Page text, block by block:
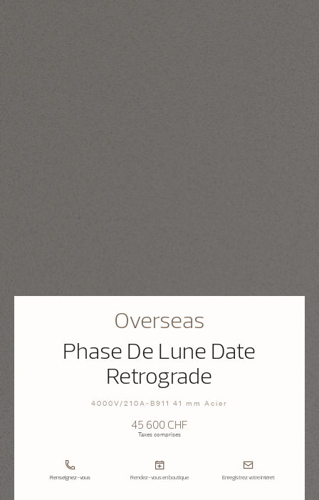
Overseas
Phase De Lune Date
Retrograde
4000V/210A-B911 41 mm Acier
45 600 CHF
Taxes comprises
Renseignez-vous Rendez-vous en boutique Enregistrez votre intérêt